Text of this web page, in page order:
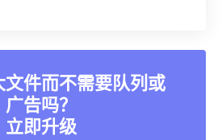
件而不需要队列或
广告吗？
立即升级